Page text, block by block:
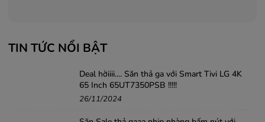
TIN TỨC NỔI BẬT
Deal hờiiii.... Săn thả ga với Smart Tivi LG 4K
65 Inch 65UT7350PSB !!!!!
26/11/2024